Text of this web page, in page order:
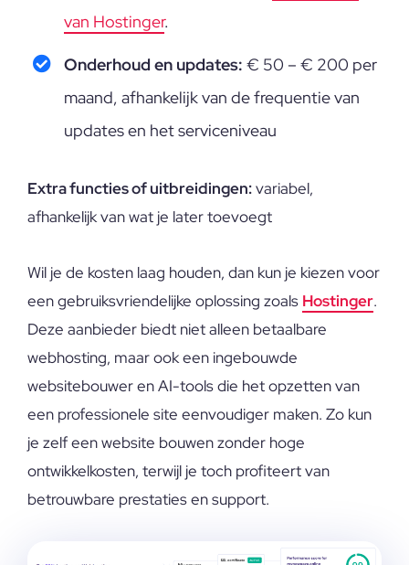
van Hostinger.
Onderhoud en updates: € 50 – € 200 per
maand, afhankelijk van de frequentie van
updates en het serviceniveau
Extra functies of uitbreidingen:variabel,
afhankelijk van wat je later toevoegt
Wil je de kosten laag houden, dan kun je kiezen voor
een gebruiksvriendelijke oplossing zoals Hostinger.
Deze aanbieder biedt niet alleen betaalbare
webhosting, maar ook een ingebouwde
websitebouwer en AI-tools die het opzetten van
een professionele site eenvoudiger maken. Zo kun
je zelf een website bouwen zonder hoge
ontwikkelkosten, terwijl je toch profiteert van
betrouwbare prestaties en support.